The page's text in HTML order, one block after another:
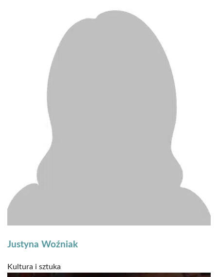
Justyna Woźniak
Kultura i sztuka